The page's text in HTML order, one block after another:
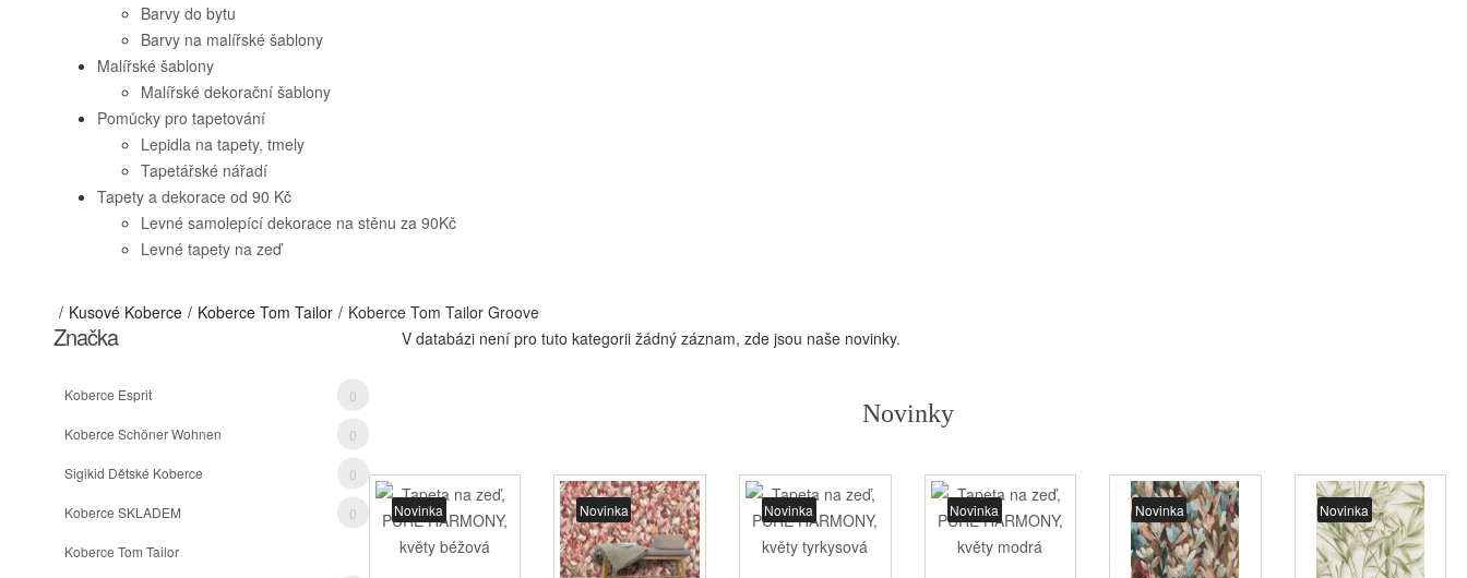
Barvy do bytu
Barvy na malířské šablony
Malířské šablony
Malířské dekorační šablony
Pomůcky pro tapetování
Lepidla na tapety, tmely
Tapetářské nářadí
Tapety a dekorace od 90 Kč
Levné samolepící dekorace na stěnu za 90Kč
Levné tapety na zeď
Kusové Koberce Koberce Tom Tailor Koberce Tom Tailor Groove
Značka
Koberce Esprit 0
Koberce Schöner Wohnen 0
Sigikid Dětské Koberce 0
Koberce SKLADEM 0
Koberce Tom Tailor
V databázi není pro tuto kategorii žádný záznam, zde jsou naše novinky.
Novinky
Novinka Novinka Novinka Novinka Novinka Novinka